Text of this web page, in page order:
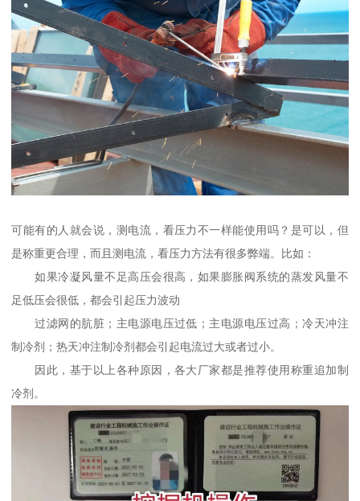
可能有的人就会说，测电流，看压力不一样能使用吗？是可以，但
是称重更合理，而且测电流，看压力方法有很多弊端。比如：
如果冷凝风量不足高压会很高，如果膨胀阀系统的蒸发风量不
足低压会很低，都会引起压力波动
过滤网的肮脏；主电源电压过低；主电源电压过高；冷天冲注
制冷剂；热天冲注制冷剂都会引起电流过大或者过小。
因此，基于以上各种原因，各大厂家都是推荐使用称重追加制
冷剂。